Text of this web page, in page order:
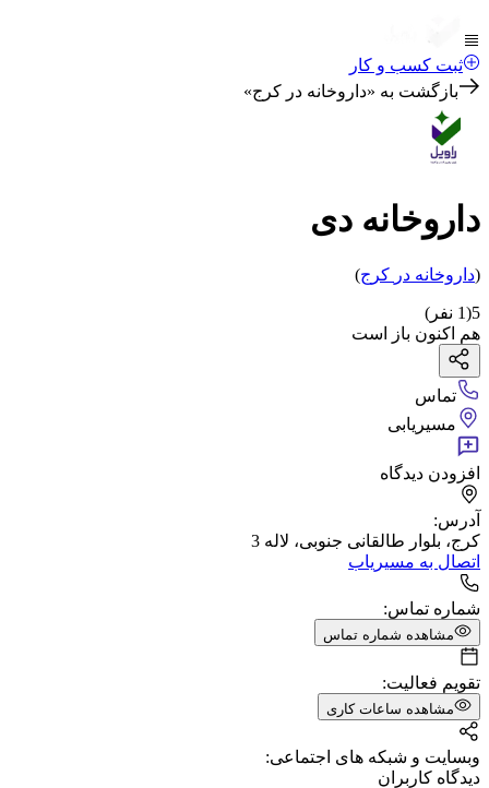
ثبت کسب و کار
بازگشت به «داروخانه در کرج»
داروخانه دی
(داروخانه در کرج)
5
(
1 نفر)
هم اکنون باز است
تماس
مسیریابی
افزودن دیدگاه
آدرس:
کرج، بلوار طالقانی جنوبی، لاله 3
اتصال به مسیریاب
شماره تماس:
مشاهده شماره تماس
تقویم فعالیت:
مشاهده ساعات کاری
وبسایت و شبکه های اجتماعی:
دیدگاه کاربران